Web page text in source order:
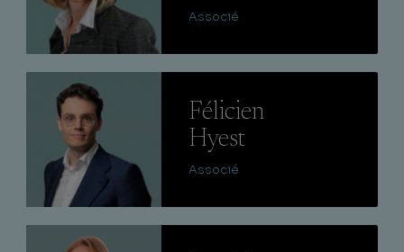
Associé
Félicien
Hyest
Associé